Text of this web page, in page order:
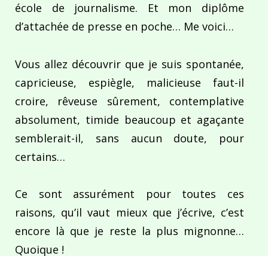
école de journalisme. Et mon diplôme
d’attachée de presse en poche… Me voici…
Vous allez découvrir que je suis spontanée,
capricieuse, espiègle, malicieuse faut-il
croire, rêveuse sûrement, contemplative
absolument, timide beaucoup et agaçante
semblerait-il, sans aucun doute, pour
certains…
Ce sont assurément pour toutes ces
raisons, qu’il vaut mieux que j’écrive, c’est
encore là que je reste la plus mignonne…
Quoique !